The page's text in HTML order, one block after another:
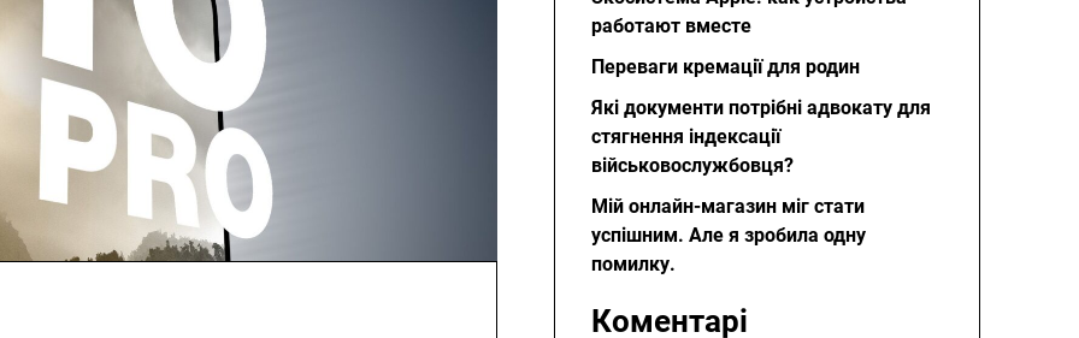
работают вместе
Переваги кремації для родин
Які документи потрібні адвокату для
стягнення індексації
військовослужбовця?
Мій онлайн-магазин міг стати
успішним. Але я зробила одну
помилку.
Коментарі